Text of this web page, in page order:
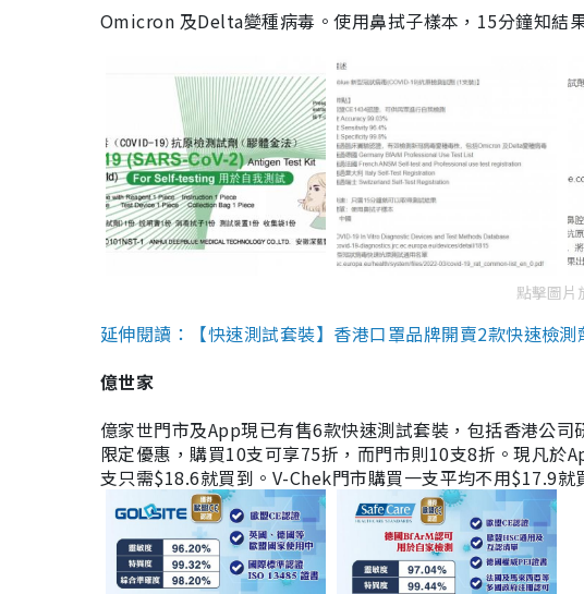
Omicron 及Delta變種病毒。使用鼻拭子樣本，15分鐘知結
點擊圖片
延伸閱讀：【快速測試套裝】香港口罩品牌開賣2款快速檢
億世家
億家世門市及App現已有售6款快速測試套裝，包括香港公
限定優惠，購買10支可享75折，而門市則10支8折。現凡
支只需$18.6就買到。V-Chek門市購買一支平均不用$17.9就